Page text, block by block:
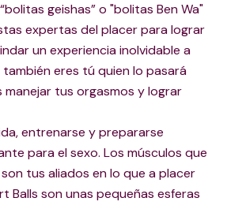
geishas” o "bolitas Ben Wa"
expertas del placer para lograr
un experiencia inolvidable a
también eres tú quien lo pasará
manejar tus orgasmos y lograr
entrenarse y prepararse
para el sexo. Los músculos que
tus aliados en lo que a placer
Balls son unas pequeñas esferas